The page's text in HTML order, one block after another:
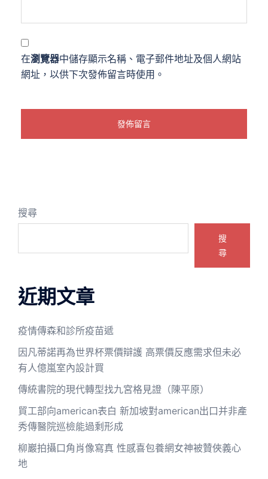
在瀏覽器中儲存顯示名稱、電子郵件地址及個人網站
網址，以供下次發佈留言時使用。
搜尋
搜
尋
近期文章
疫情傳森和診所疫苗遞
因凡蒂諾再為世界杯票價辯護 高票價反應需求但未必
有人億嵐室內設計買
傳統書院的現代轉型找九宮格見證（陳平原）
貿工部向american表白 新加坡對american出口并非產
秀傳醫院巡檢能過剩形成
柳巖拍攝口角肖像寫真 性感喜包養網女神被贊俠義心
地